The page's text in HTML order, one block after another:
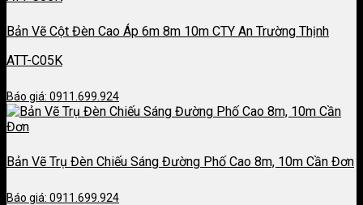
Bản Vẽ Cột Đèn Cao Áp 6m 8m 10m CTY An Trường Thịnh
ATT-C05K
Báo giá: 0911.699.924
Bản Vẽ Trụ Đèn Chiếu Sáng Đường Phố Cao 8m, 10m Cần Đơn
Báo giá: 0911.699.924